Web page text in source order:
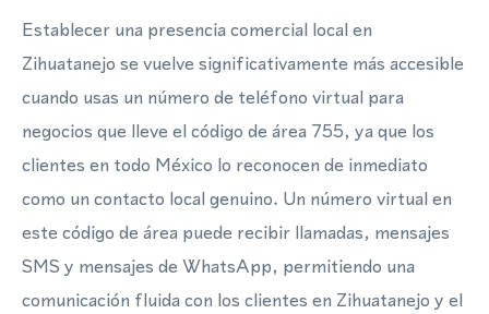
Establecer una presencia comercial local en
Zihuatanejo se vuelve significativamente más accesible
cuando usas un número de teléfono virtual para
negocios que lleve el código de área 755, ya que los
clientes en todo México lo reconocen de inmediato
como un contacto local genuino. Un número virtual en
este código de área puede recibir llamadas, mensajes
SMS y mensajes de WhatsApp, permitiendo una
comunicación fluida con los clientes en Zihuatanejo y el